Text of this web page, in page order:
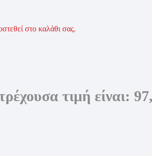
στο καλάθι σας.
τιμή είναι: